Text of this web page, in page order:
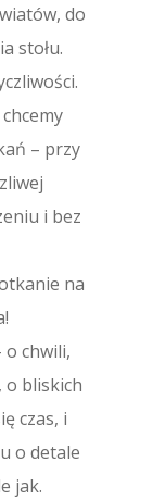
do
stołu.
– przy
i bez
na
o chwili,
o bliskich
czas, i
o detale
jak.